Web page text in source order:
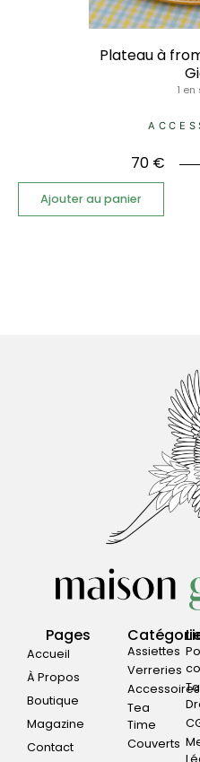
Plateau à
1
70 €
Ajouter au panier
Pages
Accueil
À Propos
Boutique
Magazine
Contact
Assiettes
Verreries
Accessoires
Tea
Time
Couverts